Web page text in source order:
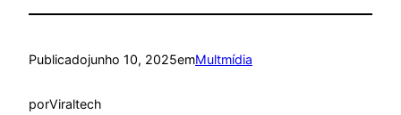
Publicadojunho 10, 2025emMultmídia
porViraltech